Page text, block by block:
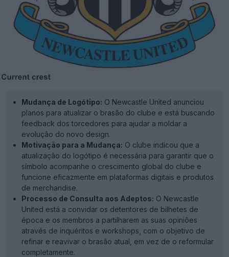
Mudança de Logótipo: O Newcastle United anunciou
planos para atualizar o brasão do clube e está buscando
feedback dos torcedores para ajudar a moldar a
evolução do novo design.
Motivação para a Mudança: O clube indicou que a
atualização do logótipo é necessária para garantir que o
símbolo acompanhe o crescimento global do clube e
funcione eficazmente em plataformas digitais e produtos
de merchandise.
Processo de Consulta aos Adeptos: O Newcastle
United está a convidar os detentores de bilhetes de
época e os membros a partilharem as suas opiniões
através de inquéritos e workshops, com o objetivo de
refinar e reavivar o brasão atual, em vez de o reformular
completamente.